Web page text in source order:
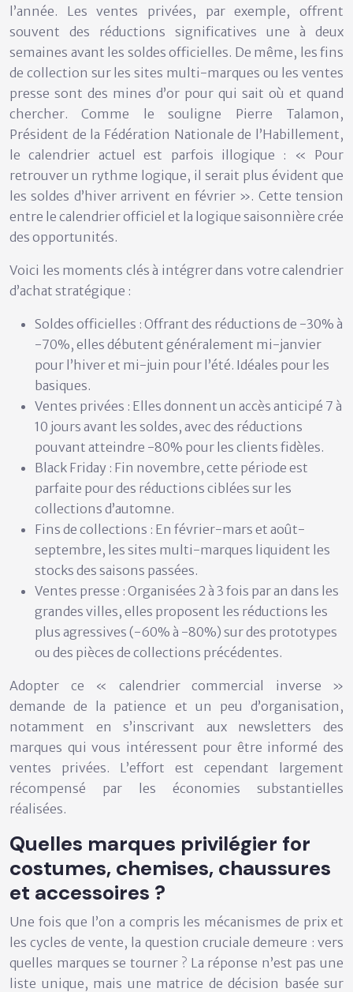
l’année. Les ventes privées, par exemple, offrent
souvent des réductions significatives une à deux
semaines avant les soldes officielles. De même, les fins
de collection sur les sites multi-marques ou les ventes
presse sont des mines d’or pour qui sait où et quand
chercher. Comme le souligne Pierre Talamon,
Président de la Fédération Nationale de l’Habillement,
le calendrier actuel est parfois illogique : « Pour
retrouver un rythme logique, il serait plus évident que
les soldes d’hiver arrivent en février ». Cette tension
entre le calendrier officiel et la logique saisonnière crée
des opportunités.
Voici les moments clés à intégrer dans votre calendrier
d’achat stratégique :
Soldes officielles : Offrant des réductions de -30% à
-70%, elles débutent généralement mi-janvier
pour l’hiver et mi-juin pour l’été. Idéales pour les
basiques.
Ventes privées : Elles donnent un accès anticipé 7 à
10 jours avant les soldes, avec des réductions
pouvant atteindre -80% pour les clients fidèles.
Black Friday : Fin novembre, cette période est
parfaite pour des réductions ciblées sur les
collections d’automne.
Fins de collections : En février-mars et août-
septembre, les sites multi-marques liquident les
stocks des saisons passées.
Ventes presse : Organisées 2 à 3 fois par an dans les
grandes villes, elles proposent les réductions les
plus agressives (-60% à -80%) sur des prototypes
ou des pièces de collections précédentes.
Adopter ce « calendrier commercial inverse »
demande de la patience et un peu d’organisation,
notamment en s’inscrivant aux newsletters des
marques qui vous intéressent pour être informé des
ventes privées. L’effort est cependant largement
récompensé par les économies substantielles
réalisées.
Quelles marques privilégier for
costumes, chemises, chaussures
et accessoires ?
Une fois que l’on a compris les mécanismes de prix et
les cycles de vente, la question cruciale demeure : vers
quelles marques se tourner ? La réponse n’est pas une
liste unique, mais une matrice de décision basée sur